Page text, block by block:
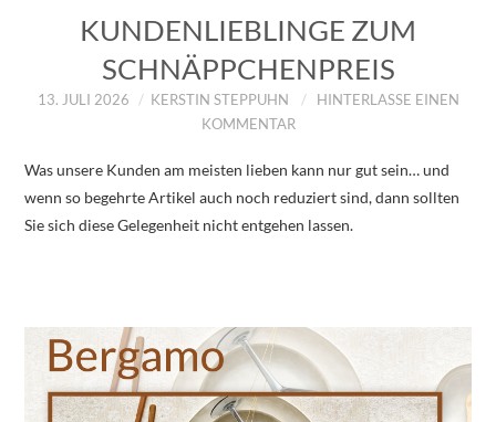
KUNDENLIEBLINGE ZUM
SCHNÄPPCHENPREIS
13. JULI 2026 KERSTIN STEPPUHN
HINTERLASSE EINEN
KOMMENTAR
Was unsere Kunden am meisten lieben kann nur gut sein… und
wenn so begehrte Artikel auch noch reduziert sind, dann sollten
Sie sich diese Gelegenheit nicht entgehen lassen.